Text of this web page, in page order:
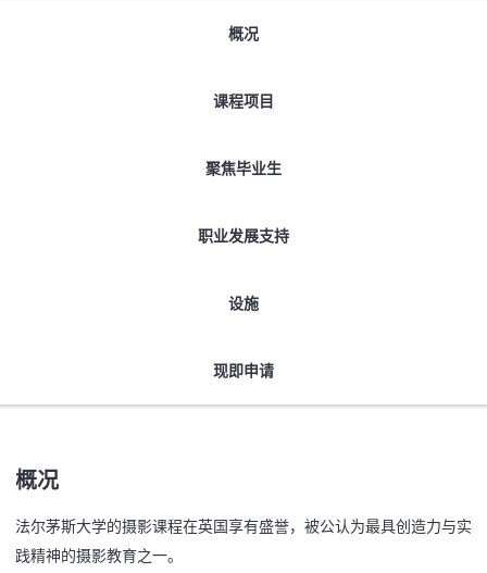
概况
课程项目
聚焦毕业生
职业发展支持
设施
现即申请
概况
法尔茅斯大学的摄影课程在英国享有盛誉，被公认为最具创造力与实
践精神的摄影教育之一。